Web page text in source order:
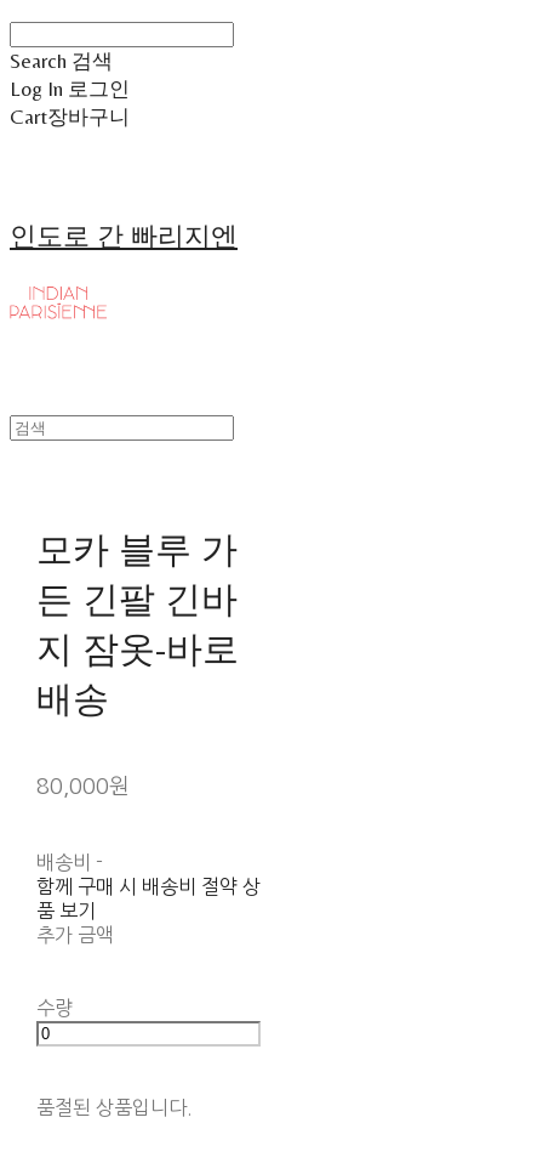
Search 검색
Log In 로그인
Cart장바구니
인도로 간 빠리지엔
모카 블루 가
든 긴팔 긴바
지 잠옷-바로
배송
80,000원
배송비 -
함께 구매 시 배송비 절약 상
품 보기
추가 금액
수량
품절된 상품입니다.